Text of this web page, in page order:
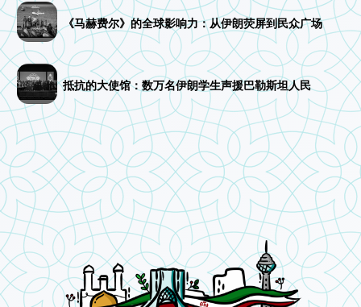
《马赫费尔》的全球影响力：从伊朗荧屏到民众广场
抵抗的大使馆：数万名伊朗学生声援巴勒斯坦人民